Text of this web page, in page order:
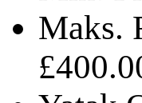
Maks.